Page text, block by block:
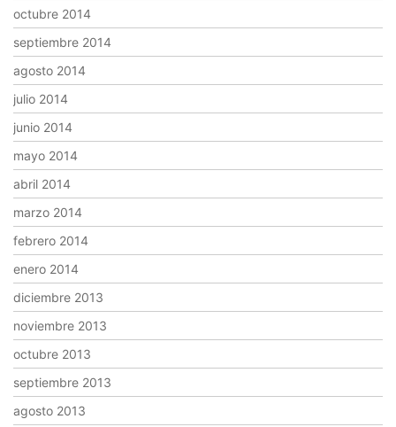
octubre 2014
septiembre 2014
agosto 2014
julio 2014
junio 2014
mayo 2014
abril 2014
marzo 2014
febrero 2014
enero 2014
diciembre 2013
noviembre 2013
octubre 2013
septiembre 2013
agosto 2013